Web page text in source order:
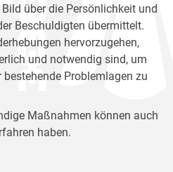
über die Persönlichkeit und
Beschuldigten übermittelt.
hervorzugehen,
und notwendig sind, um
Problemlagen zu
Maßnahmen können auch
haben.